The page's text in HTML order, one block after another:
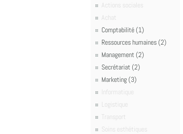
Actions sociales
Achat
Comptabilité (1)
Ressources humaines (2)
Management (2)
Secrétariat (2)
Marketing (3)
Informatique
Logistique
Transport
Soins esthétiques